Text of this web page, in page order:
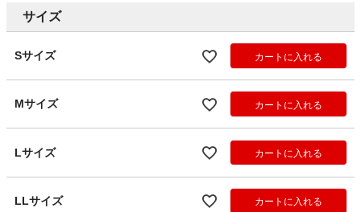
サイズ
Sサイズ カートに入れる
Mサイズ カートに入れる
Lサイズ カートに入れる
LLサイズ カートに入れる